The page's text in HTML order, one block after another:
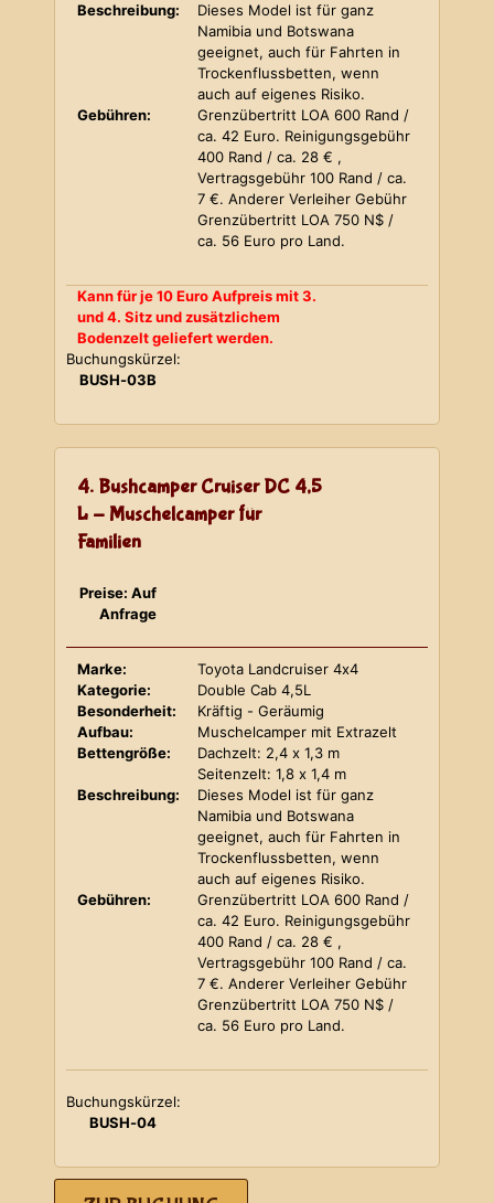
Beschreibung:
Dieses Model ist für ganz
Namibia und Botswana
geeignet, auch für Fahrten in
Trockenflussbetten, wenn
auch auf eigenes Risiko.
Gebühren:
Grenzübertritt LOA 600 Rand /
ca. 42 Euro. Reinigungsgebühr
400 Rand / ca. 28 € ,
Vertragsgebühr 100 Rand / ca.
7 €. Anderer Verleiher Gebühr
Grenzübertritt LOA 750 N$ /
ca. 56 Euro pro Land.
Kann für je 10 Euro Aufpreis mit 3.
und 4. Sitz und zusätzlichem
Bodenzelt geliefert werden.
Buchungskürzel:
BUSH-03B
4. Bushcamper Cruiser DC 4,5
L - Muschelcamper für
Familien
Preise: Auf
Anfrage
Marke:
Toyota Landcruiser 4x4
Kategorie:
Double Cab 4,5L
Besonderheit:
Kräftig - Geräumig
Aufbau:
Muschelcamper mit Extrazelt
Bettengröße:
Dachzelt: 2,4 x 1,3 m
Seitenzelt: 1,8 x 1,4 m
Beschreibung:
Dieses Model ist für ganz
Namibia und Botswana
geeignet, auch für Fahrten in
Trockenflussbetten, wenn
auch auf eigenes Risiko.
Gebühren:
Grenzübertritt LOA 600 Rand /
ca. 42 Euro. Reinigungsgebühr
400 Rand / ca. 28 € ,
Vertragsgebühr 100 Rand / ca.
7 €. Anderer Verleiher Gebühr
Grenzübertritt LOA 750 N$ /
ca. 56 Euro pro Land.
Buchungskürzel:
BUSH-04